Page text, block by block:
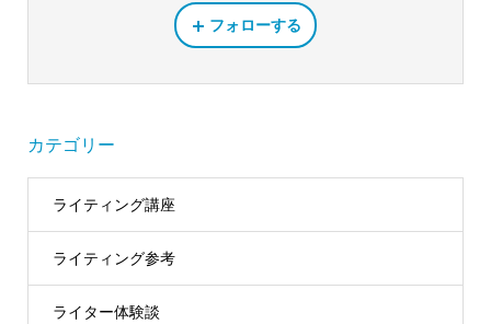
フォローする
カテゴリー
ライティング講座
ライティング参考
ライター体験談